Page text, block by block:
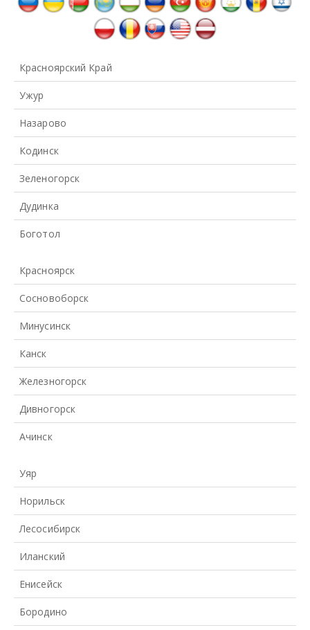
Красноярский Край
Ужур
Назарово
Кодинск
Зеленогорск
Дудинка
Боготол
Красноярск
Сосновоборск
Минусинск
Канск
Железногорск
Дивногорск
Ачинск
Уяр
Норильск
Лесосибирск
Иланский
Енисейск
Бородино